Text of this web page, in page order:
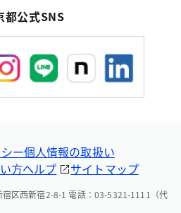
都公式SNS
ー個人情報の取扱い
方ヘルプ サイトマップ
区西新宿2-8-1 電話：03-5321-1111（代